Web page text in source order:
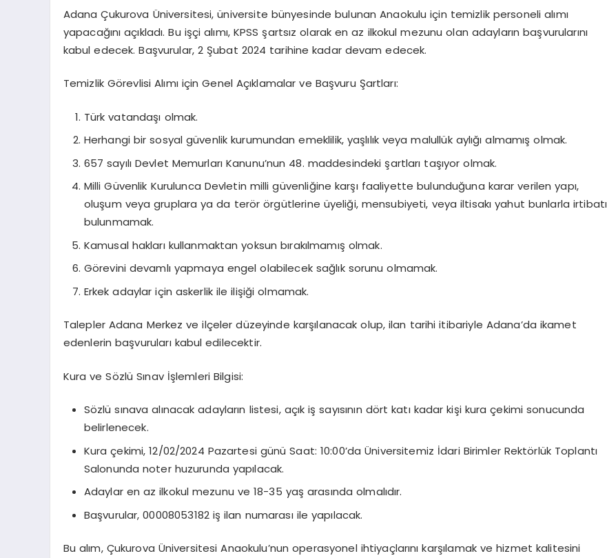
Adana Çukurova Üniversitesi, üniversite bünyesinde bulunan Anaokulu için temizlik personeli alımı
yapacağını açıkladı. Bu işçi alımı, KPSS şartsız olarak en az ilkokul mezunu olan adayların başvurularını
kabul edecek. Başvurular, 2 Şubat 2024 tarihine kadar devam edecek.
Temizlik Görevlisi Alımı için Genel Açıklamalar ve Başvuru Şartları:
Türk vatandaşı olmak.
Herhangi bir sosyal güvenlik kurumundan emeklilik, yaşlılık veya malullük aylığı almamış olmak.
657 sayılı Devlet Memurları Kanunu’nun 48. maddesindeki şartları taşıyor olmak.
Milli Güvenlik Kurulunca Devletin milli güvenliğine karşı faaliyette bulunduğuna karar verilen yapı,
oluşum veya gruplara ya da terör örgütlerine üyeliği, mensubiyeti, veya iltisakı yahut bunlarla irtibatı
bulunmamak.
Kamusal hakları kullanmaktan yoksun bırakılmamış olmak.
Görevini devamlı yapmaya engel olabilecek sağlık sorunu olmamak.
Erkek adaylar için askerlik ile ilişiği olmamak.
Talepler Adana Merkez ve ilçeler düzeyinde karşılanacak olup, ilan tarihi itibariyle Adana’da ikamet
edenlerin başvuruları kabul edilecektir.
Kura ve Sözlü Sınav İşlemleri Bilgisi:
Sözlü sınava alınacak adayların listesi, açık iş sayısının dört katı kadar kişi kura çekimi sonucunda
belirlenecek.
Kura çekimi, 12/02/2024 Pazartesi günü Saat: 10:00’da Üniversitemiz İdari Birimler Rektörlük Toplantı
Salonunda noter huzurunda yapılacak.
Adaylar en az ilkokul mezunu ve 18-35 yaş arasında olmalıdır.
Başvurular, 00008053182 iş ilan numarası ile yapılacak.
Bu alım, Çukurova Üniversitesi Anaokulu’nun operasyonel ihtiyaçlarını karşılamak ve hizmet kalitesini